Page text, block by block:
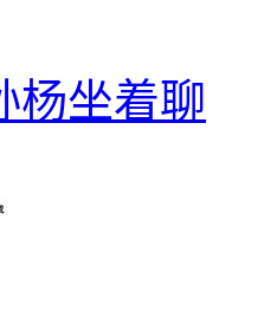
杨坐着聊